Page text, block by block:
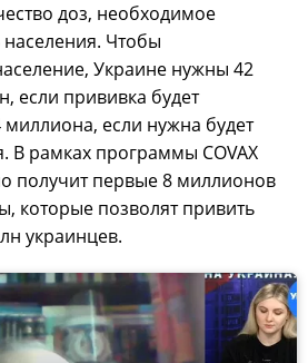
доз, необходимое
Чтобы
Украине нужны 42
если прививка будет
если нужна будет
В рамках программы COVAX
получит первые 8 миллионов
которые позволят привить
украинцев.